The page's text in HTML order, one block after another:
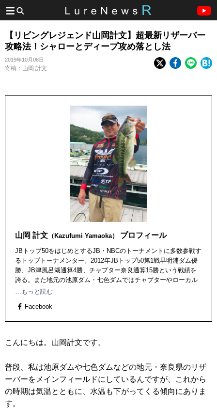
【リビングレジェンド山岡計文】超最新リザーバー
攻略法！シャローとディープ攻め落とし法
2019年10月08日
寄稿：山岡 計文
山岡 計文 （Kazufumi Yamaoka） プロフィール
JBトップ50をはじめとするJB・NBCのトーナメントに多数参戦す
るトップトーナメンター。2012年JBトップ50第1戦早明浦ダム優
勝、JB津風呂湖通算4勝、チャプター奈良通算15勝という戦績を
誇る。また地元の池原ダム・七色ダムではチャプターやローカル
トーナメントで圧倒的な強さを見せていたことから、池原・七色
物。 池原ダム＆七色ダムを有する奈良県下北山村出身で在住で、
下北山村村議会議員としても活動中。
…もっと読む
Facebook
こんにちは。山岡計文です。
普段、私は池原ダムや七色ダムなどの地元・奈良県のリザ
ーバーをメインフィールドにしているんですが、これから
の時期は気温とともに、水温も下がってくる傾向にありま
す。